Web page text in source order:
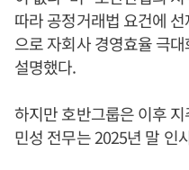
따라 공정거래법 요건에
으로 자회사 경영효율 극
설명했다.
하지만 호반그룹은 이후
민성 전무는 2025년 말 인